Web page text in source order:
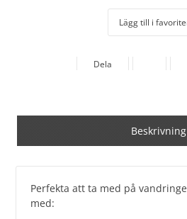
Lägg till i
Dela
Beskrivning
Perfekta att ta med på
med: